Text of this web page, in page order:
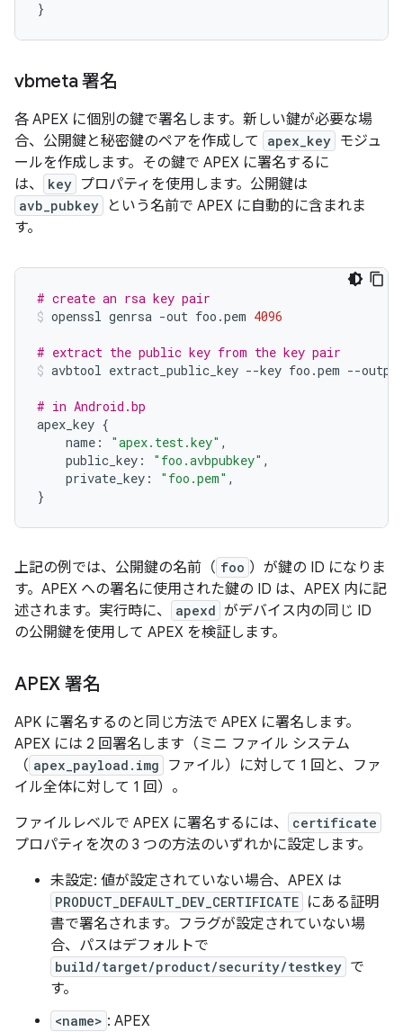
vbmeta 署名
各 APEX に個別の鍵で署名します。新しい鍵が必要な場
合、公開鍵と秘密鍵のペアを作成して
apex_key モジュ
ールを作成します。その鍵で APEX に署名するに
は、
key プロパティを使用します。公開鍵は
avb_pubkey
という名前で APEX に自動的に含まれま
す。
# create an rsa key pair
openssl genrsa -out foo .pem 4096
# extract the public key from the key pair
avbtool extract_public_key --key foo .pem --
# in Android.bp
apex_key {
name : "apex.test.key" ,
public_key : "foo.avbpubkey" ,
private_key : "foo.pem" ,
}
上記の例では、公開鍵の名前（ foo ）が鍵の ID になりま
す。APEX への署名に使用された鍵の ID は、APEX 内に記
述されます。実行時に、
apexd がデバイス内の同じ ID
の公開鍵を使用して APEX を検証します。
APEX 署名
APK に署名するのと同じ方法で APEX に署名します。
APEX には 2 回署名します（ミニ ファイル システム
（ apex_payload.img
ファイル）に対して 1 回と、ファ
イル全体に対して 1 回）。
ファイルレベルで APEX に署名するには、
certificate
プロパティを次の 3 つの方法のいずれかに設定します。
未設定: 値が設定されていない場合、APEX は
PRODUCT_DEFAULT_DEV_CERTIFICATE にある証明
書で署名されます。フラグが設定されていない場
合、パスはデフォルトで
build/target/product/security/testkey で
す。
<name> : APEX